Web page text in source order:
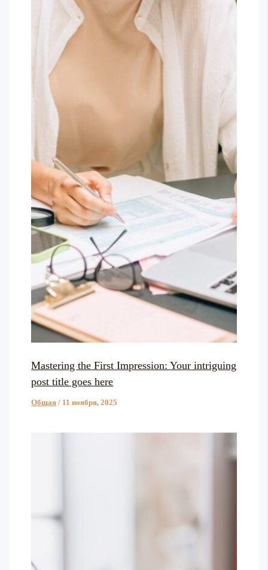
Mastering the First Impression: Your intriguing
post title goes here
Общая / 11 ноября, 2025